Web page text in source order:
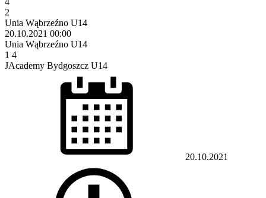
2
Unia Wąbrzeźno U14
20.10.2021 00:00
Unia Wąbrzeźno U14
1 4
JAcademy Bydgoszcz U14
20.10.2021